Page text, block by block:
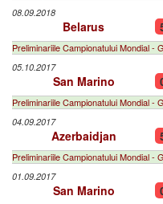
08.09.2018
Belarus
Preliminariile Campionatului Mondial -
05.10.2017
San Marino
Preliminariile Campionatului Mondial -
04.09.2017
Azerbaidjan
Preliminariile Campionatului Mondial -
01.09.2017
San Marino